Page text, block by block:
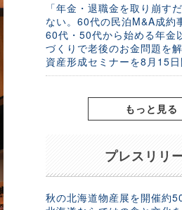
「年金・退職金を取り崩す
ない。60代の民泊M&A成約
60代・50代から始める年金
づくりで老後のお金問題を
資産形成セミナーを8月15
もっと見る
プレスリリ
秋の北海道物産展を開催約